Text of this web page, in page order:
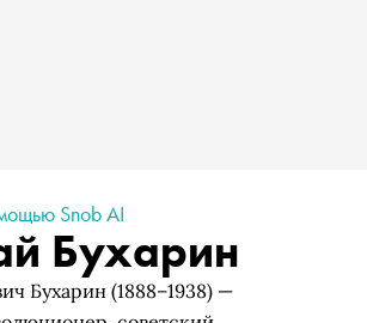
Snob AI
Бухарин
Бухарин (1888–1938) —